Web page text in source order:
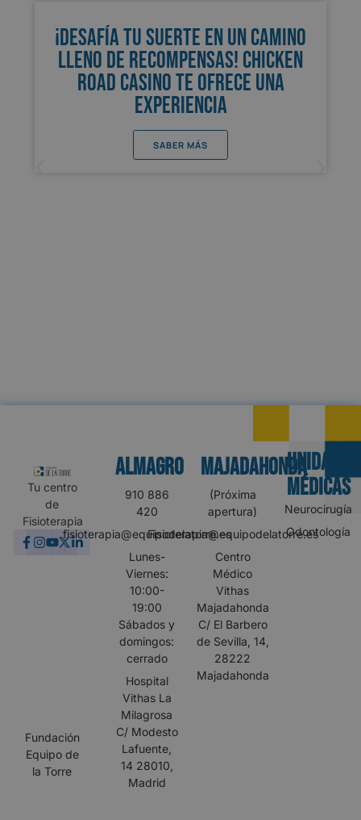
¡Desafía tu suerte en un camino
lleno de recompensas! Chicken
Road Casino te ofrece una
experiencia
SABER MÁS
Tu centro
de
Fisioterapia
Fundación
Equipo de
la Torre
Almagro
910 886
420
fisioterapia@equipodelatorre.es
Lunes-
Viernes:
10:00-
19:00
Sábados y
domingos:
cerrado
Hospital
Vithas La
Milagrosa
C/ Modesto
Lafuente,
14 28010,
Madrid
MAJADAHONDA
(Próxima
apertura)
Fisioterapia@equipodelatorre.es
Centro
Médico
Vithas
Majadahonda
C/ El Barbero
de Sevilla, 14,
28222
Majadahonda
UNIDADES
MÉDICAS
Neurocirugía
Odontología